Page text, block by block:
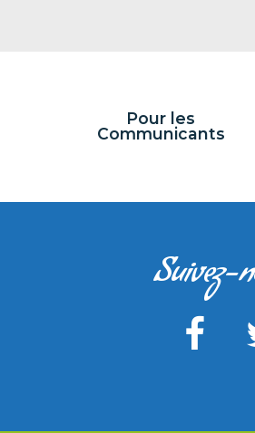
Pour les
Communicants
Suivez-